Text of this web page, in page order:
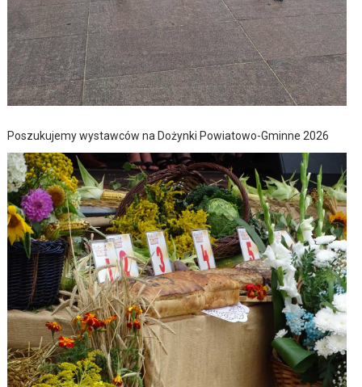
Poszukujemy wystawców na Dożynki Powiatowo-Gminne 2026